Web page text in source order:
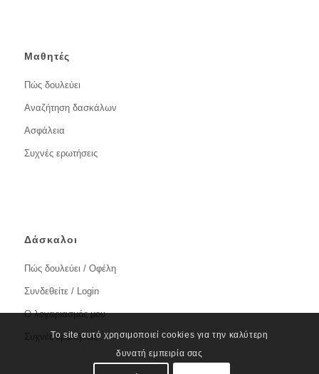
Μαθητές
Πώς δουλεύει
Αναζήτηση δασκάλων
Ασφάλεια
Συχνές ερωτήσεις
Δάσκαλοι
Πώς δουλεύει / Οφέλη
Συνδεθείτε / Login
Ο λογαριασμός μου
Συχνές ερωτήσεις
Το site αυτό χρησιμοποιεί cookies για την καλύτερη
δυνατή εμπειρία σας